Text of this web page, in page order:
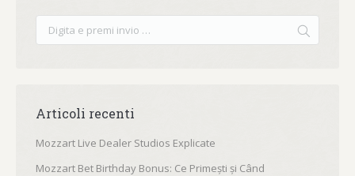
Articoli recenti
Mozzart Live Dealer Studios Explicate
Mozzart Bet Birthday Bonus: Ce Primești și Când